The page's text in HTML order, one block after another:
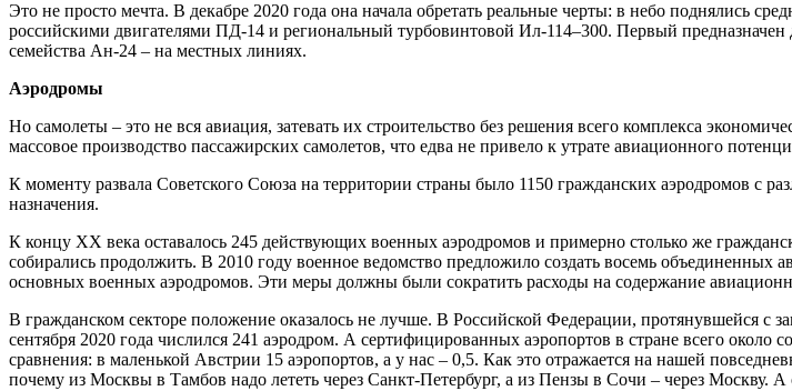
Это не просто мечта. В декабре 2020 года она начала обретать реальные черты: в небо поднялись
российскими двигателями ПД-14 и региональный турбовинтовой Ил-114–300. Первый
семейства Ан-24 – на местных линиях.
Аэродромы
Но самолеты – это не вся авиация, затевать их строительство без решения всего комплекса
массовое производство пассажирских самолетов, что едва не привело к утрате авиационного
К моменту развала Советского Союза на территории страны было 1150 гражданских аэродромов с
назначения.
К концу XX века оставалось 245 действующих военных аэродромов и примерно столько же
собирались продолжить. В 2010 году военное ведомство предложило создать восемь
основных военных аэродромов. Эти меры должны были сократить расходы на содержание
В гражданском секторе положение оказалось не лучше. В Российской Федерации, протянувшейся с
сентября 2020 года числился 241 аэродром. А сертифицированных аэропортов в стране всего
сравнения: в маленькой Австрии 15 аэропортов, а у нас – 0,5. Как это отражается на нашей
почему из Москвы в Тамбов надо лететь через Санкт-Петербург, а из Пензы в Сочи – через Москву. А